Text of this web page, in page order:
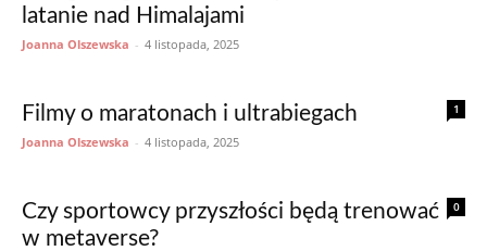
latanie nad Himalajami
Joanna Olszewska - 4 listopada, 2025
1
Filmy o maratonach i ultrabiegach
Joanna Olszewska - 4 listopada, 2025
0
Czy sportowcy przyszłości będą trenować
w metaverse?